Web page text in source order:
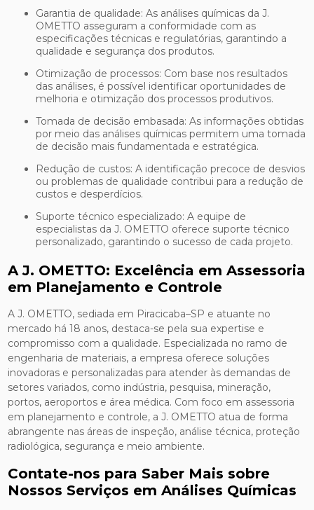
Garantia de qualidade: As análises químicas da J.
OMETTO asseguram a conformidade com as
especificações técnicas e regulatórias, garantindo a
qualidade e segurança dos produtos.
Otimização de processos: Com base nos resultados
das análises, é possível identificar oportunidades de
melhoria e otimização dos processos produtivos.
Tomada de decisão embasada: As informações obtidas
por meio das análises químicas permitem uma tomada
de decisão mais fundamentada e estratégica.
Redução de custos: A identificação precoce de desvios
ou problemas de qualidade contribui para a redução de
custos e desperdícios.
Suporte técnico especializado: A equipe de
especialistas da J. OMETTO oferece suporte técnico
personalizado, garantindo o sucesso de cada projeto.
A J. OMETTO: Excelência em Assessoria
em Planejamento e Controle
A J. OMETTO, sediada em Piracicaba–SP e atuante no
mercado há 18 anos, destaca-se pela sua expertise e
compromisso com a qualidade. Especializada no ramo de
engenharia de materiais, a empresa oferece soluções
inovadoras e personalizadas para atender às demandas de
setores variados, como indústria, pesquisa, mineração,
portos, aeroportos e área médica. Com foco em assessoria
em planejamento e controle, a J. OMETTO atua de forma
abrangente nas áreas de inspeção, análise técnica, proteção
radiológica, segurança e meio ambiente.
Contate-nos para Saber Mais sobre
Nossos Serviços em Análises Químicas